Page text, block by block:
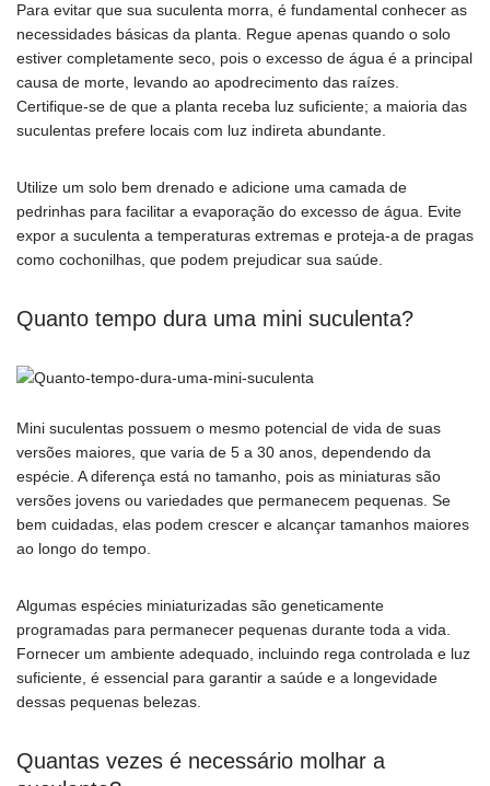
Para evitar que sua suculenta morra, é fundamental conhecer as
necessidades básicas da planta. Regue apenas quando o solo
estiver completamente seco, pois o excesso de água é a principal
causa de morte, levando ao apodrecimento das raízes.
Certifique-se de que a planta receba luz suficiente; a maioria das
suculentas prefere locais com luz indireta abundante.
Utilize um solo bem drenado e adicione uma camada de
pedrinhas para facilitar a evaporação do excesso de água. Evite
expor a suculenta a temperaturas extremas e proteja-a de pragas
como cochonilhas, que podem prejudicar sua saúde.
Quanto tempo dura uma mini suculenta?
Mini suculentas possuem o mesmo potencial de vida de suas
versões maiores, que varia de 5 a 30 anos, dependendo da
espécie. A diferença está no tamanho, pois as miniaturas são
versões jovens ou variedades que permanecem pequenas. Se
bem cuidadas, elas podem crescer e alcançar tamanhos maiores
ao longo do tempo.
Algumas espécies miniaturizadas são geneticamente
programadas para permanecer pequenas durante toda a vida.
Fornecer um ambiente adequado, incluindo rega controlada e luz
suficiente, é essencial para garantir a saúde e a longevidade
dessas pequenas belezas.
Quantas vezes é necessário molhar a